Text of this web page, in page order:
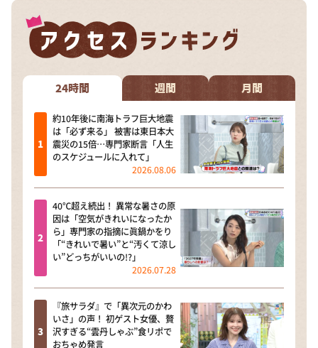
24時間 週間 月間
約10年後に南海トラフ巨大地震
は「必ず来る」 被害は東日本大
震災の15倍…専門家断言「人生
のスケジュールに入れて」
2026.08.06
40℃超え続出！ 異常な暑さの原
因は「空気がきれいになったか
ら」専門家の指摘に眞鍋かをり
「“きれいで暑い”と“汚くて涼し
い”どっちがいいの!?」
2026.07.28
『旅サラダ』で「異次元のかわ
いさ」の声！ 初ゲスト女優、贅
沢すぎる“雲丹しゃぶ”食リポで
おちゃめ発言